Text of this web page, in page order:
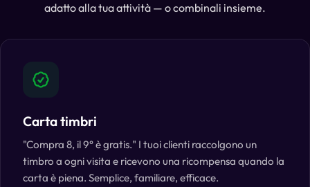
adatto alla tua attività — o combinali insieme.
Carta timbri
"Compra 8, il 9° è gratis." I tuoi clienti raccolgono un
timbro a ogni visita e ricevono una ricompensa quando la
carta è piena. Semplice, familiare, efficace.